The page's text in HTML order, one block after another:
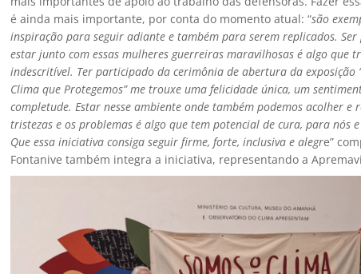
é ainda mais importante, por conta do momento atual: “são
inspiração para seguir adiante e também para serem replicados. Ser
estar junto com essas mulheres guerreiras maravilhosas é algo que
indescritível. Ter participado da cerimônia de abertura da exposição
Clima que Protegemos” me trouxe uma felicidade única, um
completude. Estar nesse ambiente onde também podemos acolher e
tristezas e os problemas é algo que tem potencial de cura, para nós
Que essa iniciativa consiga seguir firme, forte, inclusiva e alegre”
Fontanive também integra a iniciativa, representando a